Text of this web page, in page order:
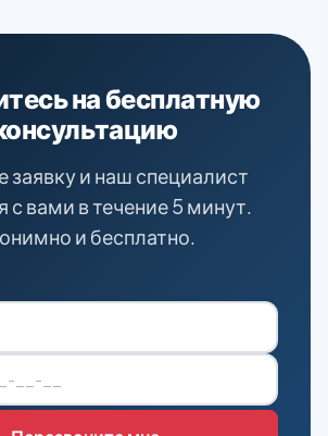
на бесплатную
заявку и наш специалист
с вами в течение 5 минут.
и бесплатно.